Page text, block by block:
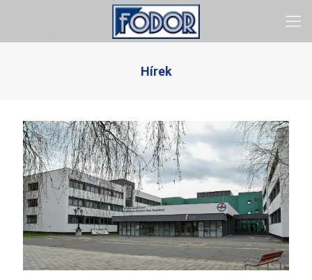
Hírek